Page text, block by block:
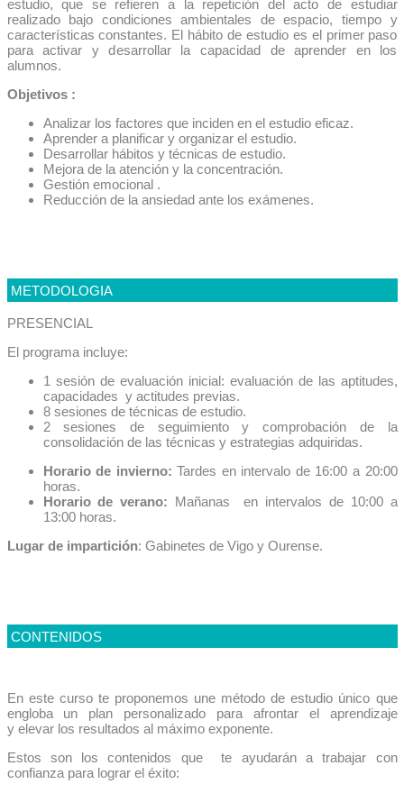
estudio, que se refieren a la repetición del acto de estudiar
realizado bajo condiciones ambientales de espacio, tiempo y
características constantes. El hábito de estudio es el primer paso
para activar y desarrollar la capacidad de aprender en los
alumnos.
Objetivos :
Analizar los factores que inciden en el estudio eficaz.
Aprender a planificar y organizar el estudio.
Desarrollar hábitos y técnicas de estudio.
Mejora de la atención y la concentración.
Gestión emocional .
Reducción de la ansiedad ante los exámenes.
METODOLOGIA
PRESENCIAL
El programa incluye:
1 sesión de evaluación inicial: evaluación de las aptitudes,
capacidades y actitudes previas.
8 sesiones de técnicas de estudio.
2 sesiones de seguimiento y comprobación de la
consolidación de las técnicas y estrategias adquiridas.
Horario de invierno: Tardes en intervalo de 16:00 a 20:00
horas.
Horario de verano: Mañanas en intervalos de 10:00 a
13:00 horas.
Lugar de impartición: Gabinetes de Vigo y Ourense.
CONTENIDOS
En este curso te proponemos une método de estudio único que
engloba un plan personalizado para afrontar el aprendizaje
y elevar los resultados al máximo exponente.
Estos son los contenidos que te ayudarán a trabajar con
confianza para lograr el éxito: